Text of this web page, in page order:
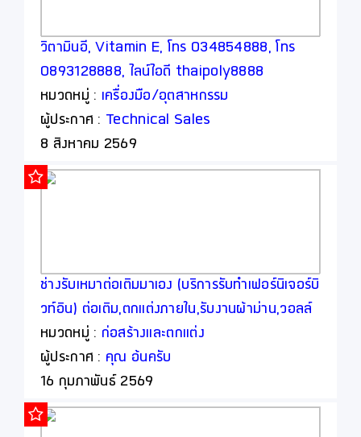
วิตามินอี, Vitamin E, โทร 034854888, โทร
0893128888, ไลน์ไอดี thaipoly8888
หมวดหมู่ : เครื่องมือ/อุตสาหกรรม
ผู้ประกาศ : Technical Sales
8 สิงหาคม 2569
ช่างรับเหมาต่อเติมมาเอง (บริการรับทำเฟอร์นิเจอร์บิ
วท์อิน) ต่อเติม,ตกแต่งภายใน,รับงานผ้าม่าน,วอลล์
เปเปอร์ โดยออกแบบพร้อมให้คำปรึกษาฟรี (เรารับ
งานโดยตรงจากท่าน)
หมวดหมู่ : ก่อสร้างและตกแต่ง
ผู้ประกาศ : คุณ อ้นครับ
16 กุมภาพันธ์ 2569